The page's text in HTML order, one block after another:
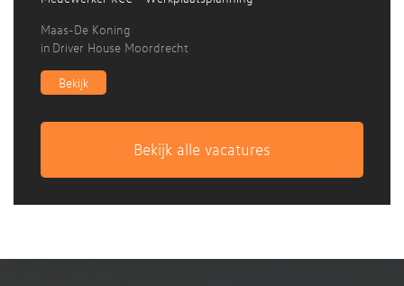
Maas-De Koning
in Driver House Moordrecht
Bekijk
Bekijk alle vacatures